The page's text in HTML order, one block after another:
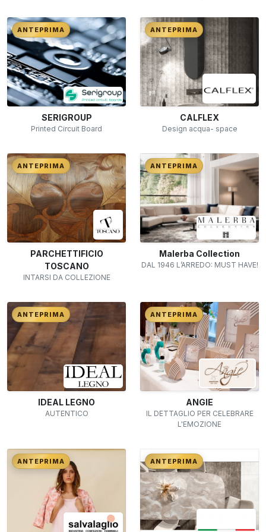
ANTEPRIMA
SERIGROUP
Printed Circuit Board
ANTEPRIMA
CALFLEX
Design acqua- space
ANTEPRIMA
PARCHETTIFICIO
TOSCANO
INTARSI DA COLLEZIONE
ANTEPRIMA
Malerba Collection
DAL 1946 L’ARREDO: MUST HAVE!
ANTEPRIMA
IDEAL LEGNO
AUTENTICO
ANTEPRIMA
ANGIE
IL DETTAGLIO PER CELEBRARE
L'EMOZIONE
ANTEPRIMA ANTEPRIMA